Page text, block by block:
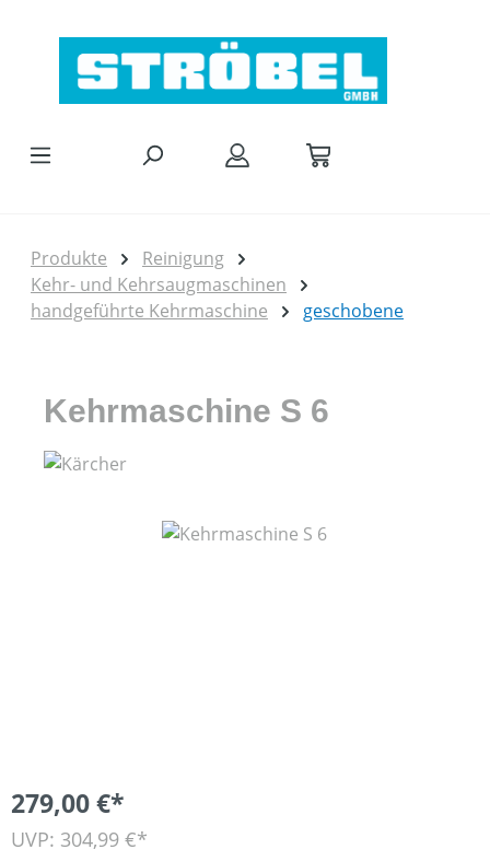
Produkte
Reinigung
Kehr- und Kehrsaugmaschinen
handgeführte Kehrmaschine
geschobene
Kehrmaschine S 6
Bildergalerie überspringen
279,00 €*
UVP: 304,99 €*